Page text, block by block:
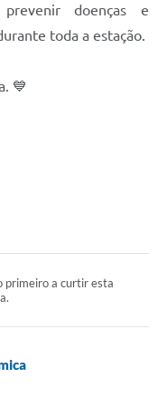
doenças e
toda a estação.
💙
primeiro a curtir esta